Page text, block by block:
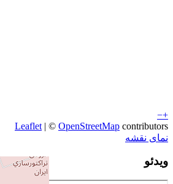
+
−
Leaflet | © OpenStreetMap contributors
نمای نقشه
ویدئو